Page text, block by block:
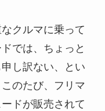
クルマに乗って
では、ちょっと
し訳ない、とい
のたび、フリマ
ドが販売されて